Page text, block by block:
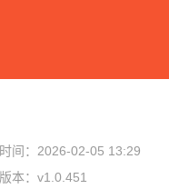
时间：2026-02-05 13:29
版本：v1.0.451